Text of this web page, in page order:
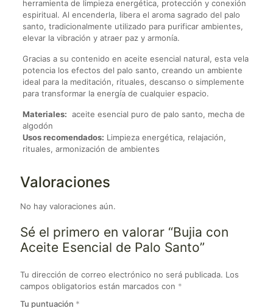
herramienta de limpieza energética, protección y conexión
espiritual. Al encenderla, libera el aroma sagrado del palo
santo, tradicionalmente utilizado para purificar ambientes,
elevar la vibración y atraer paz y armonía.
Gracias a su contenido en aceite esencial natural, esta vela
potencia los efectos del palo santo, creando un ambiente
ideal para la meditación, rituales, descanso o simplemente
para transformar la energía de cualquier espacio.
Materiales: aceite esencial puro de palo santo, mecha de
algodón
Usos recomendados: Limpieza energética, relajación,
rituales, armonización de ambientes
Valoraciones
No hay valoraciones aún.
Sé el primero en valorar “Bujia con
Aceite Esencial de Palo Santo”
Tu dirección de correo electrónico no será publicada. Los
campos obligatorios están marcados con *
Tu puntuación *